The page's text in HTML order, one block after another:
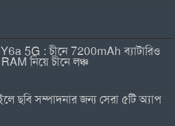
5G : চীনে 7200mAh ব্যাটারিও
নিয়ে চীনে লঞ্চ
ছবি সম্পাদনার জন্য সেরা ৫টি অ্যাপ